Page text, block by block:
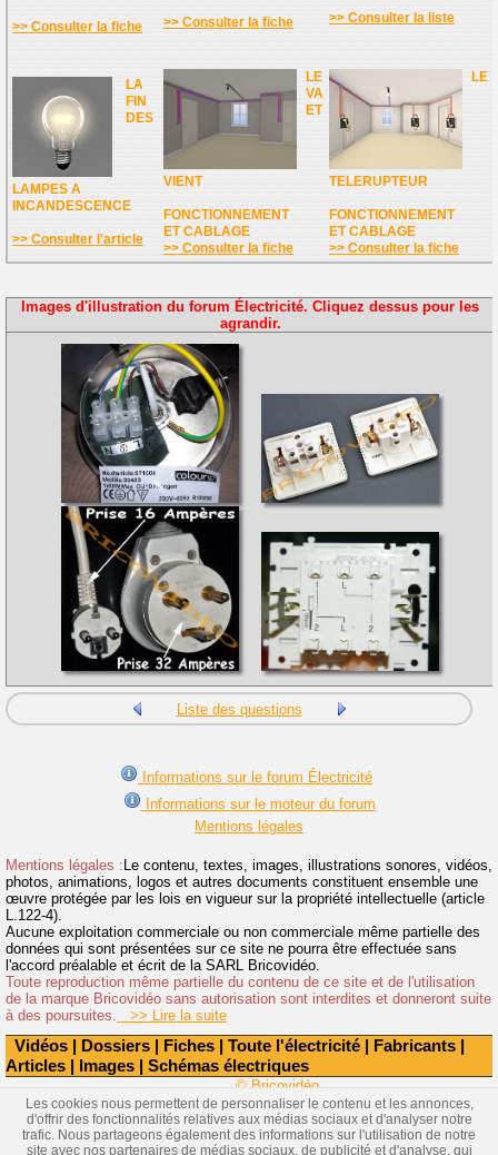
Vidéos Dossiers Fiches Toute l'électricité Fabricants
Articles
Images Schémas électriques
>> Consulter la fiche >> Consulter la fiche >> Consulter la liste
LA
FIN
DES
LAMPES A
INCANDESCENCE
>> Consulter l'article
LE
VA
ET
VIENT
FONCTIONNEMENT
ET CABLAGE
>> Consulter la fiche
LE
TELERUPTEUR
FONCTIONNEMENT
ET CABLAGE
>> Consulter la fiche
Images d'illustration du forum Électricité. Cliquez dessus pour les
agrandir.
Liste des questions
Informations sur le forum Électricité
Informations sur le moteur du forum
Mentions légales
Mentions légales : Le contenu, textes, images, illustrations sonores, vidéos,
photos, animations, logos et autres documents constituent ensemble une
œuvre protégée par les lois en vigueur sur la propriété intellectuelle (article
L.122-4).
Aucune exploitation commerciale ou non commerciale même partielle des
données qui sont présentées sur ce site ne pourra être effectuée sans
l'accord préalable et écrit de la SARL Bricovidéo.
Toute reproduction même partielle du contenu de ce site et de l'utilisation
de la marque Bricovidéo sans autorisation sont interdites et donneront suite
à des poursuites. >> Lire la suite
© Bricovidéo
Les cookies nous permettent de personnaliser le contenu et les annonces,
d'offrir des fonctionnalités relatives aux médias sociaux et d'analyser notre
trafic. Nous partageons également des informations sur l'utilisation de notre
site avec nos partenaires de médias sociaux, de publicité et d'analyse, qui